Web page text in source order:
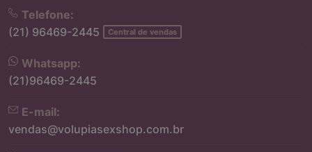
Telefone:
(21) 96469-2445
Central de vendas
Whatsapp:
(21)96469-2445
E-mail:
vendas@volupiasexshop.com.br